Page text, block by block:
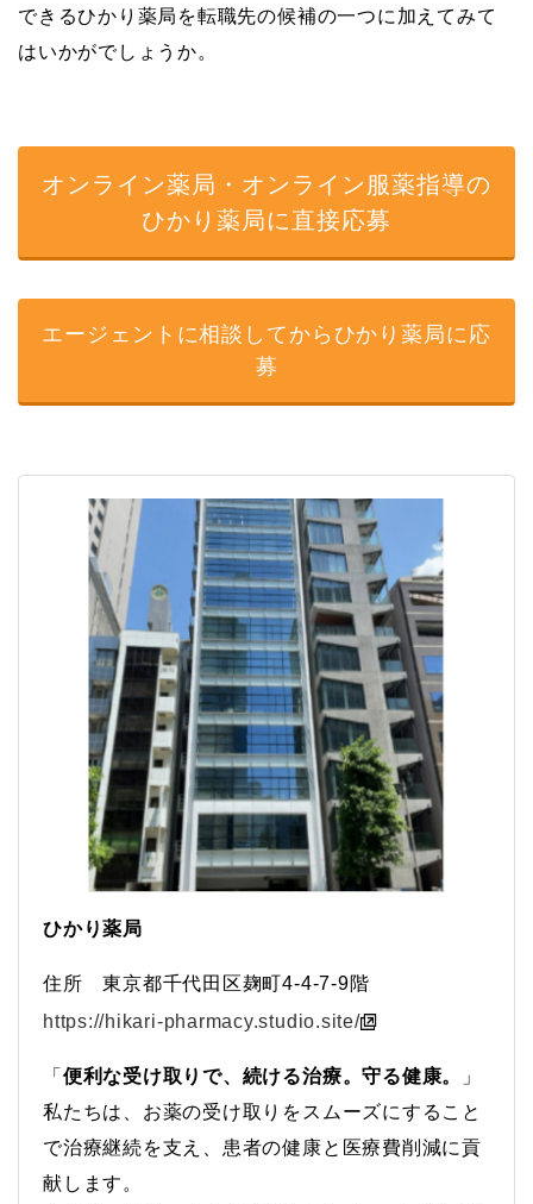
できるひかり薬局を転職先の候補の一つに加えてみて
はいかがでしょうか。
オンライン薬局・オンライン服薬指導の
ひかり薬局に直接応募
エージェントに相談してからひかり薬局に応
募
ひかり薬局
住所 東京都千代田区麹町4-4-7-9階
https://hikari-pharmacy.studio.site/
「 便利な受け取りで、続ける治療。守る健康。
」
私たちは、お薬の受け取りをスムーズにすること
で治療継続を支え、患者の健康と医療費削減に貢
献します。